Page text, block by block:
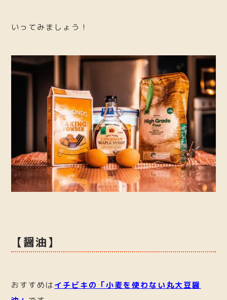
いってみましょう！
【醤油】
おすすめはイチビキの「小麦を使わない丸大豆醤